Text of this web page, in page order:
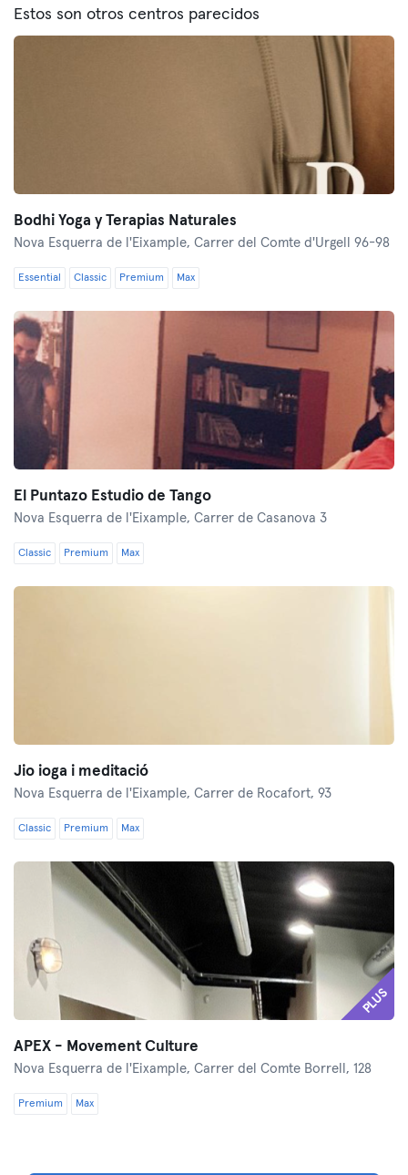
Estos son otros centros parecidos
Bodhi Yoga y Terapias Naturales
Nova Esquerra de l'Eixample, Carrer del Comte d'Urgell 96-98
Essential Classic Premium Max
El Puntazo Estudio de Tango
Nova Esquerra de l'Eixample, Carrer de Casanova 3
Classic Premium Max
Jio ioga i meditació
Nova Esquerra de l'Eixample, Carrer de Rocafort, 93
Classic Premium Max
PLUS
APEX - Movement Culture
Nova Esquerra de l'Eixample, Carrer del Comte Borrell, 128
Premium Max